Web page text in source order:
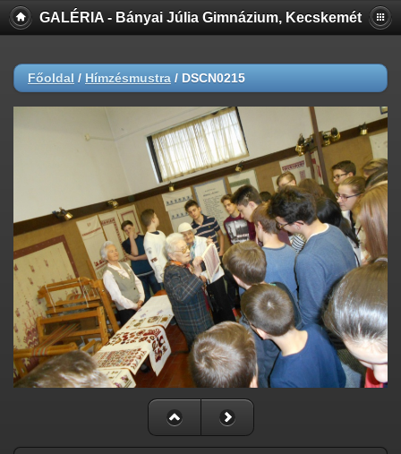
GALÉRIA - Bányai Júlia Gimnázium, Kecskemét
Főoldal / Hímzésmustra / DSCN0215